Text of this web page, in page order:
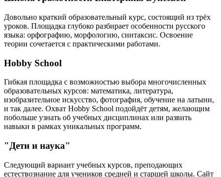
Довольно краткий образовательный курс, состоящий из трёх
уроков. Площадка глубоко разбирает особенности русского
языка: орфографию, морфологию, синтаксис. Освоение
теории сочетается с практическими работами.
Hobby School
Гибкая площадка с возможностью выбора многочисленных
образовательных курсов: математика, литература,
изобразительное искусство, фотография, обучение на латыни,
и так далее. Охват Hobby School подойдёт детям, желающим
побольше узнать об учебных дисциплинах или развить
навыки в рамках уникальных программ.
"Дети и наука"
Следующий вариант учебных курсов, преподающих
естествознание для учеников средней и старшей школы. Сайт